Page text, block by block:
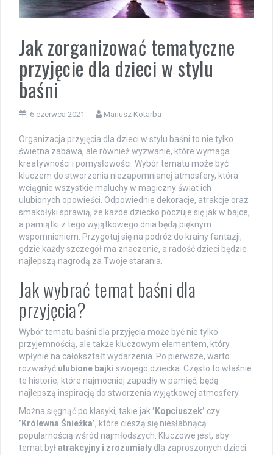
Jak zorganizować tematyczne
przyjęcie dla dzieci w stylu
baśni
6 czerwca 2021 Mariusz Kotarba
Organizacja przyjęcia dla dzieci w stylu baśni to nie tylko
świetna zabawa, ale również wyzwanie, które wymaga
kreatywności i pomysłowości. Wybór tematu może być
kluczem do stworzenia niezapomnianej atmosfery, która
wciągnie wszystkie maluchy w magiczny świat ich
ulubionych opowieści. Odpowiednie dekoracje, atrakcje oraz
smakołyki sprawią, że każde dziecko poczuje się jak w bajce,
a pamiątki z tego wyjątkowego dnia będą pięknym
wspomnieniem. Przygotuj się na podróż do krainy fantazji,
gdzie każdy szczegół ma znaczenie, a radość dzieci będzie
najlepszą nagrodą za Twoje starania.
Jak wybrać temat baśni dla
przyjęcia?
Wybór tematu baśni dla przyjęcia może być nie tylko
przyjemnością, ale także kluczowym elementem, który
wpłynie na całokształt wydarzenia. Po pierwsze, warto
rozważyć ulubione bajki swojego dziecka. Często to właśnie
te historie, które najmocniej zapadły w pamięć, będą
najlepszą inspiracją do stworzenia wyjątkowej atmosfery.
Można sięgnąć po klasyki, takie jak’Kopciuszek’ czy
’Królewna Śnieżka’, które cieszą się niesłabnącą
popularnością wśród najmłodszych. Kluczowe jest, aby
temat byłatrakcyjny i zrozumiały dla zaproszonych dzieci.